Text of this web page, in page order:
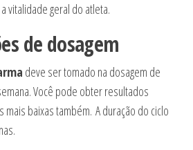
vitalidade geral do atleta.
de dosagem
deve ser tomado na dosagem de
Você pode obter resultados
baixas também. A duração do ciclo